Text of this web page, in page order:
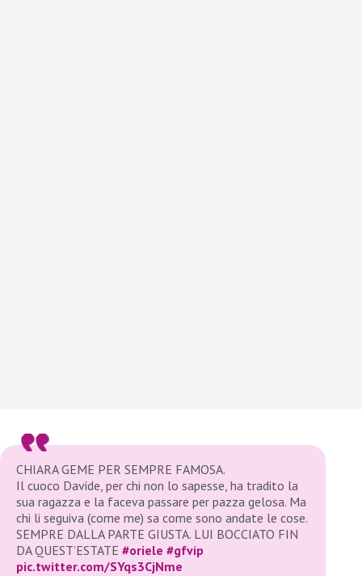
CHIARA GEME PER SEMPRE FAMOSA.
Il cuoco Davide, per chi non lo sapesse, ha tradito la
sua ragazza e la faceva passare per pazza gelosa. Ma
chi li seguiva (come me) sa come sono andate le cose.
SEMPRE DALLA PARTE GIUSTA. LUI BOCCIATO FIN
DA QUEST’ESTATE #oriele #gfvip
pic.twitter.com/SYqs3CjNme